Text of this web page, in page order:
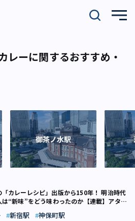
レーに関するおすすめ・
御茶ノ水駅
「カレーレシピ」出版から150年！ 明治時代
は“新味”をどう味わったのか【連載】アタマ
東京フード（19）
新宿駅 神保町駅